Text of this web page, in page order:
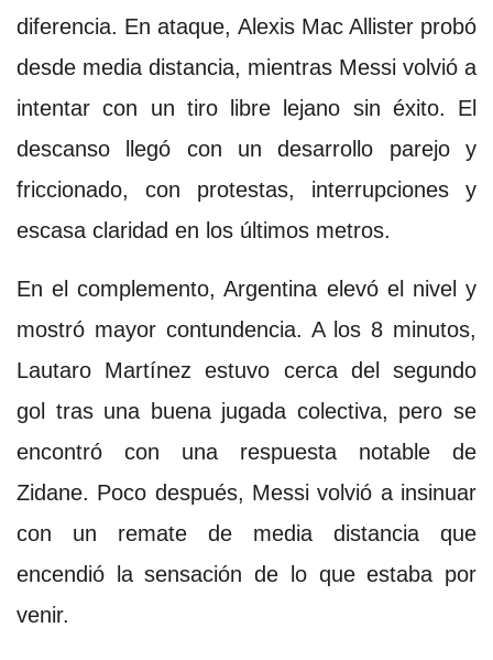
diferencia. En ataque, Alexis Mac Allister probó
desde media distancia, mientras Messi volvió a
intentar con un tiro libre lejano sin éxito. El
descanso llegó con un desarrollo parejo y
friccionado, con protestas, interrupciones y
escasa claridad en los últimos metros.
En el complemento, Argentina elevó el nivel y
mostró mayor contundencia. A los 8 minutos,
Lautaro Martínez estuvo cerca del segundo
gol tras una buena jugada colectiva, pero se
encontró con una respuesta notable de
Zidane. Poco después, Messi volvió a insinuar
con un remate de media distancia que
encendió la sensación de lo que estaba por
venir.